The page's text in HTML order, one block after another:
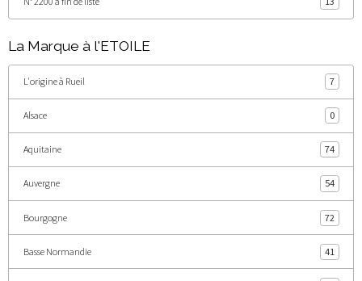
La Marque à l'ETOILE
L'origine à Rueil 7
Alsace 0
Aquitaine 74
Auvergne 54
Bourgogne 72
Basse Normandie 41